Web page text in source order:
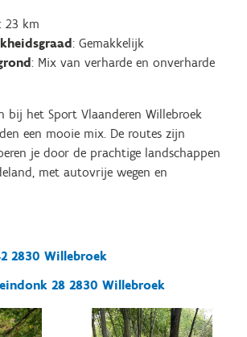
: 23 km
: Gemakkelijk
: Mix van verharde en onverharde
bij het Sport Vlaanderen Willebroek
een mooie mix. De routes zijn
je door de prachtige landschappen
met autovrije wegen en
2830 Willebroek
28 2830 Willebroek